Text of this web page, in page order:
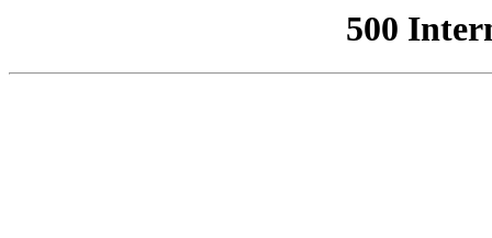
500